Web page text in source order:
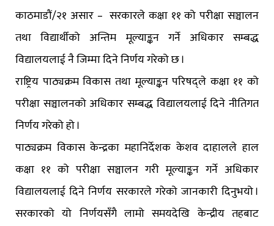
काठमाडौं/२१ असार – सरकारले कक्षा ११ को परीक्षा सञ्चालन
तथा विद्यार्थीको अन्तिम मूल्याङ्कन गर्ने अधिकार सम्बद्ध
विद्यालयलाई नै जिम्मा दिने निर्णय गरेको छ ।
राष्ट्रिय पाठ्यक्रम विकास तथा मूल्याङ्कन परिषद्ले कक्षा ११ को
परीक्षा सञ्चालनको अधिकार सम्बद्ध विद्यालयलाई दिने नीतिगत
निर्णय गरेको हो ।
पाठ्यक्रम विकास केन्द्रका महानिर्देशक केशव दाहालले हाल
कक्षा ११ को परीक्षा सञ्चालन गरी मूल्याङ्कन गर्ने अधिकार
विद्यालयलाई दिने निर्णय सरकारले गरेको जानकारी दिनुभयो ।
सरकारको यो निर्णयसँगै लामो समयदेखि केन्द्रीय तहबाट